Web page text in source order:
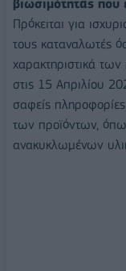
βιωσιμότητας που
Πρόκειται για
τους καταναλωτές
χαρακτηριστικά
στις 15 Απριλίου
σαφείς
των προϊόντων,
ανακυκλωμένων